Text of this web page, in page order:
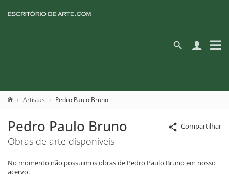
Artistas Pedro Paulo Bruno
Compartilhar
Pedro Paulo Bruno
Obras de arte disponíveis
No momento não possuimos obras de Pedro Paulo Bruno em nosso
acervo.